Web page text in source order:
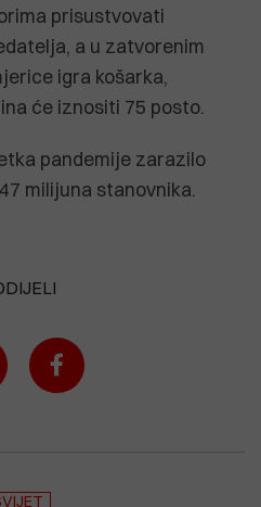
prisustvovati
a u zatvorenim
igra košarka,
će iznositi 75 posto.
pandemije zarazilo
milijuna stanovnika.